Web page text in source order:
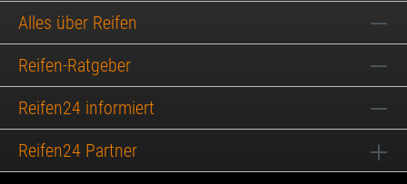
Alles über Reifen
Reifen-Ratgeber
Reifen24 informiert
Reifen24 Partner